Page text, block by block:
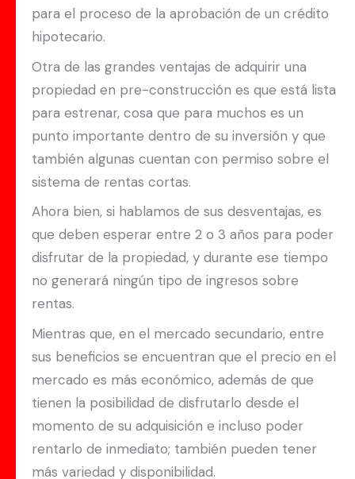
para el proceso de la aprobación de un crédito
hipotecario.
Otra de las grandes ventajas de adquirir una
propiedad en pre-construcción es que está lista
para estrenar, cosa que para muchos es un
punto importante dentro de su inversión y que
también algunas cuentan con permiso sobre el
sistema de rentas cortas.
Ahora bien, si hablamos de sus desventajas, es
que deben esperar entre 2 o 3 años para poder
disfrutar de la propiedad, y durante ese tiempo
no generará ningún tipo de ingresos sobre
rentas.
Mientras que, en el mercado secundario, entre
sus beneficios se encuentran que el precio en el
mercado es más económico, además de que
tienen la posibilidad de disfrutarlo desde el
momento de su adquisición e incluso poder
rentarlo de inmediato; también pueden tener
más variedad y disponibilidad.